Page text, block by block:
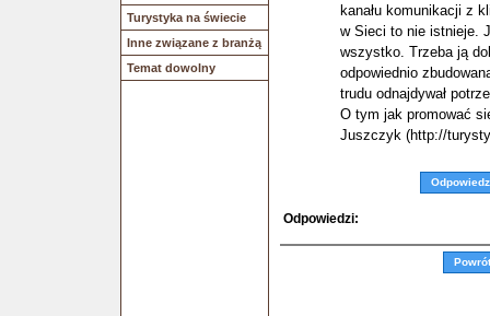
Turystyka na świecie
Inne związane z branżą
Temat dowolny
kanału komunikacji z
w Sieci to nie istnieje.
wszystko. Trzeba ją
odpowiednio
trudu odnajdywał
O tym jak promować
Juszczyk (http://
Odpowiedz
Odpowiedzi: